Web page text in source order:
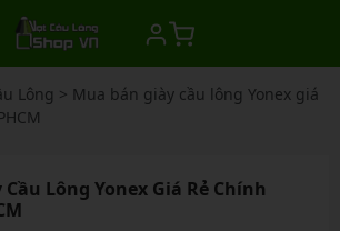
Lông > Mua bán giày cầu lông Yonex giá
Lông Yonex Giá Rẻ Chính